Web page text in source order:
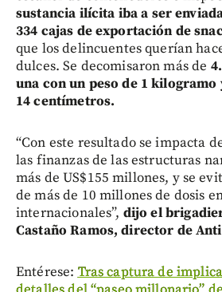
sustancia ilícita iba a ser
334 cajas de exportación de
que los delincuentes querían
dulces. Se decomisaron más de
una con un peso de 1 kilogramo
14 centímetros.
“Con este resultado se impacta
las finanzas de las estructuras
más de US$155 millones, y se
de más de 10 millones de dosis
internacionales”, dijo el
Castaño Ramos, director de
Entérese: Tras captura de